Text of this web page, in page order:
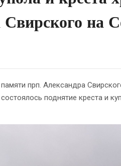
Свирского на
прп. Александра
поднятие креста и